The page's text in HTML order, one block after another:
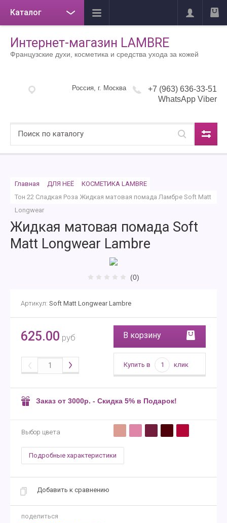
Каталог
Интернет-магазин LAMBRE
Французские духи, косметика и средства ухода за кожей
Россия, г. Москва
+7 (963) 636-33-51
WhatsApp Viber
Главная ДЛЯ НЕЁ
КОСМЕТИКА LAMBRE
Тон 22 Сладкая Роза Жидкая матовая помада Ламбре Soft Matt
Longwear
Жидкая матовая помада Soft
Matt Longwear Lambre
(0)
Артикул: Soft Matt Longwear Lambre
625.00 руб В корзину
Купить в 1 клик
Заказ от 3000р. - Скидка 5% в Подарок!
Выбор цвета
Подробные характеристики
Добавить к сравнению
поделиться